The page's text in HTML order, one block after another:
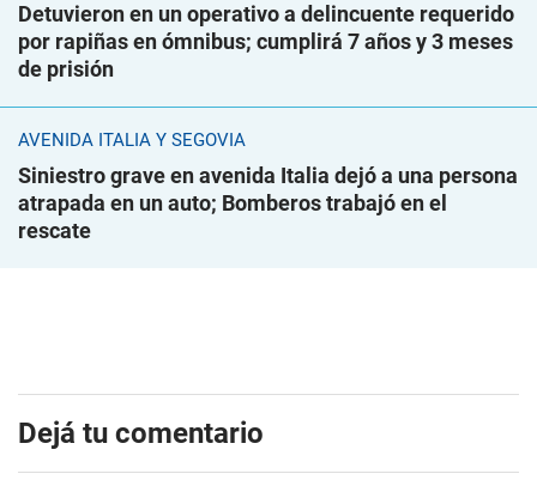
Detuvieron en un operativo a delincuente requerido
por rapiñas en ómnibus; cumplirá 7 años y 3 meses
de prisión
AVENIDA ITALIA Y SEGOVIA
Siniestro grave en avenida Italia dejó a una persona
atrapada en un auto; Bomberos trabajó en el
rescate
Dejá tu comentario